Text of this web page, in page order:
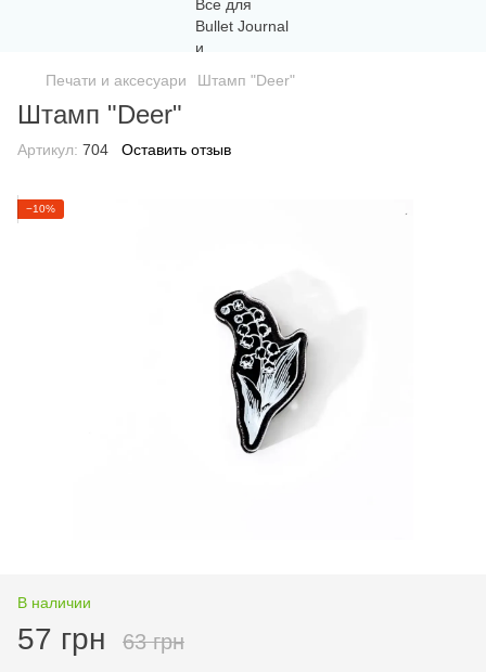
Печати и аксесуари Штамп "Deer"
Штамп "Deer"
Артикул: 704 Оставить отзыв
−10%
В наличии
57 грн 63 грн